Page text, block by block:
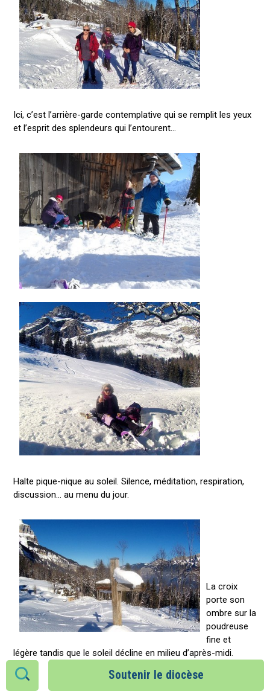
Soutenir le diocèse
Ici, c’est l’arrière-garde contemplative qui se remplit les yeux
et l’esprit des splendeurs qui l’entourent…
Halte pique-nique au soleil. Silence, méditation, respiration,
discussion… au menu du jour.
La croix
porte son
ombre sur la
poudreuse
fine et
légère tandis que le soleil décline en milieu d’après-midi.